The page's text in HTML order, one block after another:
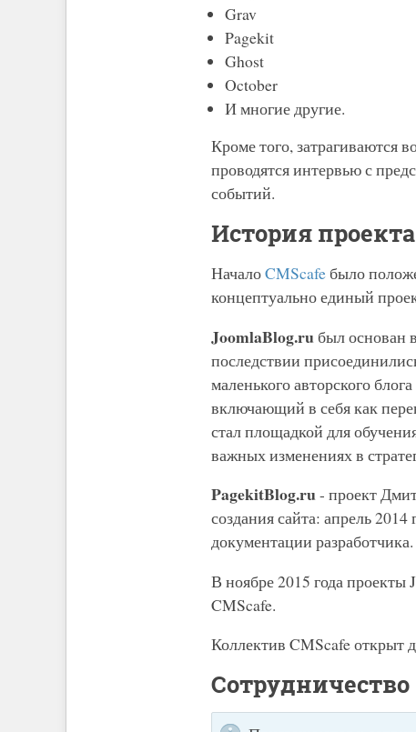
Grav
Pagekit
Ghost
October
И многие другие.
Кроме того, затрагиваются
проводятся интервью с
событий.
История проекта
НачалоCMScafeбыло
концептуально единый
JoomlaBlog.ruбыл основан
последствии
маленького авторского
включающий в себя как
стал площадкой для
важных изменениях в
PagekitBlog.ru- проект
создания сайта: апрель
документации разработчика.
В ноябре 2015 года
CMScafe.
Коллектив CMScafe открыт
Сотрудничество